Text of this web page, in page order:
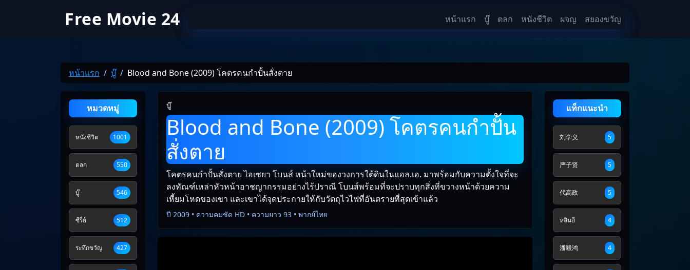
Free Movie 24 หน้าแรก บู๊ ตลก หนังชีวิต ผจญ สยองขวัญ
หน้าแรก บู๊ Blood and Bone (2009) โคตรคนกำปั้นสั่งตาย
หมวดหมู่
หนังชีวิต 1001
ตลก 550
บู๊ 546
ซีรี่ย์ 512
ระทึกขวัญ 427
บู๊
Blood and Bone (2009) โคตรคนกำปั้น
สั่งตาย
โคตรคนกำปั้นสั่งตาย ไอเซยา โบนส์ หน้าใหม่ของวงการใต้ดินในแอล.เอ. มาพร้อมกับความตั้งใจที่จะ
ลงทัณฑ์เหล่าหัวหน้าอาชญากรรมอย่างไร้ปราณี โบนส์พร้อมที่จะปราบทุกสิ่งที่ขวางหน้าด้วยความ
เหี้ยมโหดของเขา และเขาได้จุดประกายให้กับวัตถุไวไฟที่อันตรายที่สุดเข้าแล้ว
ปี 2009 • ความคมชัด HD • ความยาว 93 • พากย์ไทย
แท็กแนะนำ
刘学义 5
严子贤 5
代高政 5
หลินอี 4
潘毅鸿 4